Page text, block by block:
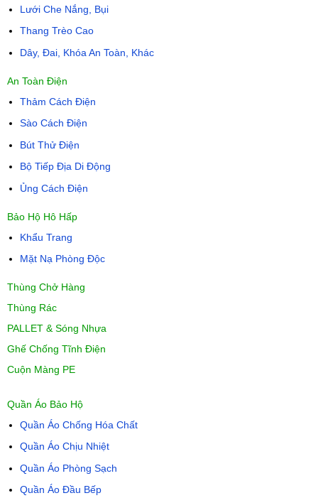
Lưới Che Nắng, Bụi
Thang Trèo Cao
Dây, Đai, Khóa An Toàn, Khác
An Toàn Điện
Thảm Cách Điện
Sào Cách Điện
Bút Thử Điện
Bộ Tiếp Địa Di Động
Ủng Cách Điện
Bảo Hộ Hô Hấp
Khẩu Trang
Mặt Nạ Phòng Độc
Thùng Chở Hàng
Thùng Rác
PALLET & Sóng Nhựa
Ghế Chống Tĩnh Điện
Cuộn Màng PE
Quần Áo Bảo Hộ
Quần Áo Chống Hóa Chất
Quần Áo Chịu Nhiệt
Quần Áo Phòng Sạch
Quần Áo Đầu Bếp